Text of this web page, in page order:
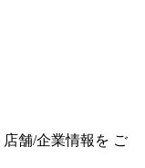
店舗/企業情報を ご